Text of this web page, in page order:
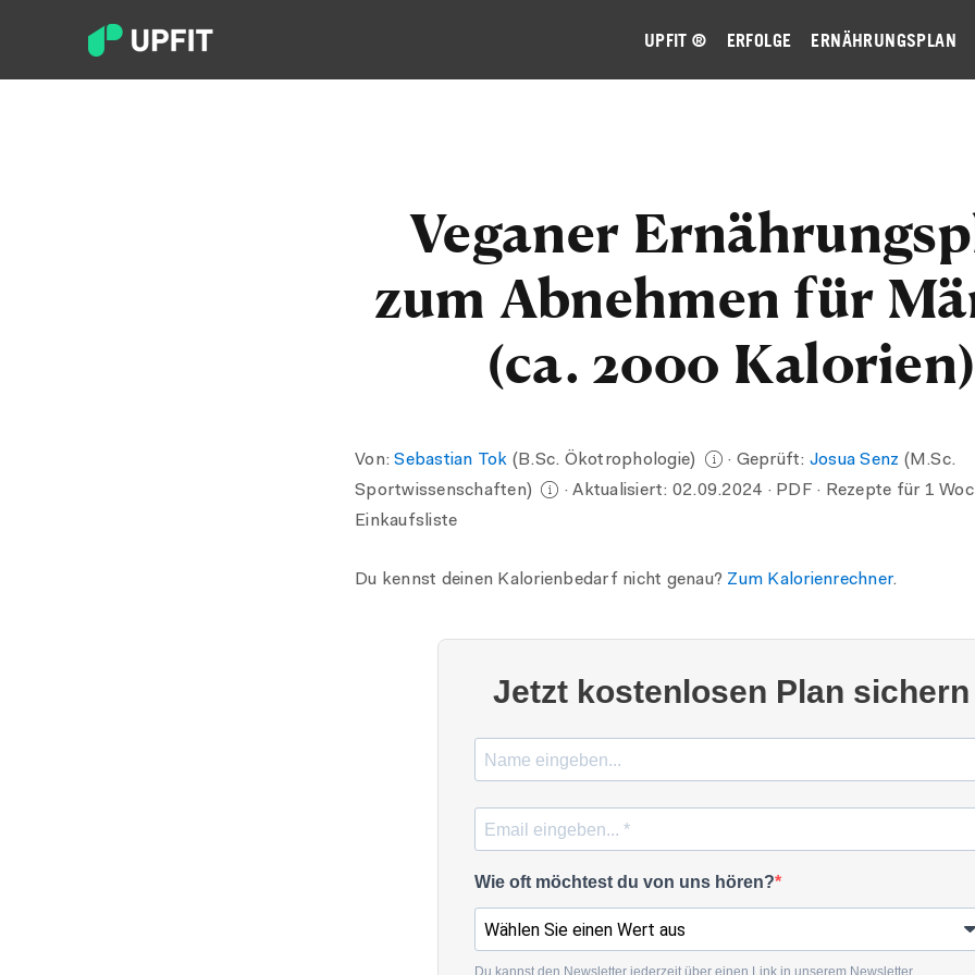
UPFIT ® ERFOLGE ERNÄHRUNGSPLAN
Veganer
zum Abnehmen für
(ca. 2000 Kalorien)
Von:Sebastian Tok (B.Sc. Ökotrophologie) · Geprüft: Josua Senz (M.Sc.
Sportwissenschaften)
· Aktualisiert: 02.09.2024 · PDF · Rezepte für 1
Einkaufsliste
Du kennst deinen Kalorienbedarf nicht genau? Zum Kalorienrechner.